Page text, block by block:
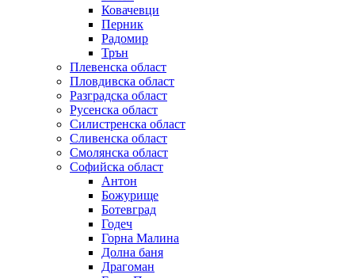
Ковачевци
Перник
Радомир
Трън
Плевенска област
Пловдивска област
Разградска област
Русенска област
Силистренска област
Сливенска област
Смолянска област
Софийска област
Антон
Божурище
Ботевград
Годеч
Горна Малина
Долна баня
Драгоман